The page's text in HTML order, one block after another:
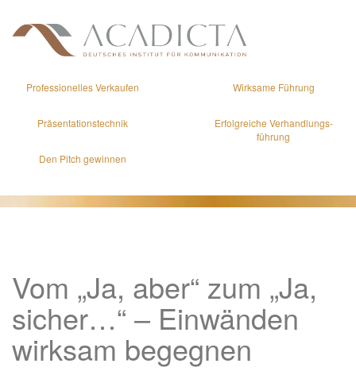
Professionelles Verkaufen Wirksame Führung
Präsentations­technik
Erfolgreiche Verhandlungs­
führung
Den Pitch gewinnen
Vom „Ja, aber“ zum „Ja,
sicher…“ – Einwänden
wirksam begegnen